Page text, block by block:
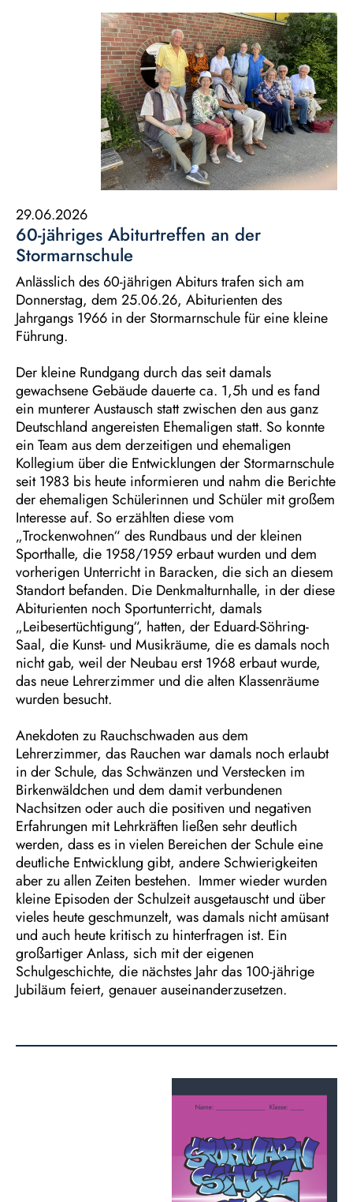
29.06.2026
60-jähriges Abiturtreffen an der
Stormarnschule
Anlässlich des 60-jährigen Abiturs trafen sich am
Donnerstag, dem 25.06.26, Abiturienten des
Jahrgangs 1966 in der Stormarnschule für eine kleine
Führung.
Der kleine Rundgang durch das seit damals
gewachsene Gebäude dauerte ca. 1,5h und es fand
ein munterer Austausch statt zwischen den aus ganz
Deutschland angereisten Ehemaligen statt. So konnte
ein Team aus dem derzeitigen und ehemaligen
Kollegium über die Entwicklungen der Stormarnschule
seit 1983 bis heute informieren und nahm die Berichte
der ehemaligen Schülerinnen und Schüler mit großem
Interesse auf. So erzählten diese vom
„Trockenwohnen“ des Rundbaus und der kleinen
Sporthalle, die 1958/1959 erbaut wurden und dem
vorherigen Unterricht in Baracken, die sich an diesem
Standort befanden. Die Denkmalturnhalle, in der diese
Abiturienten noch Sportunterricht, damals
„Leibesertüchtigung“, hatten, der Eduard-Söhring-
Saal, die Kunst- und Musikräume, die es damals noch
nicht gab, weil der Neubau erst 1968 erbaut wurde,
das neue Lehrerzimmer und die alten Klassenräume
wurden besucht.
Anekdoten zu Rauchschwaden aus dem
Lehrerzimmer, das Rauchen war damals noch erlaubt
in der Schule, das Schwänzen und Verstecken im
Birkenwäldchen und dem damit verbundenen
Nachsitzen oder auch die positiven und negativen
Erfahrungen mit Lehrkräften ließen sehr deutlich
werden, dass es in vielen Bereichen der Schule eine
deutliche Entwicklung gibt, andere Schwierigkeiten
aber zu allen Zeiten bestehen. Immer wieder wurden
kleine Episoden der Schulzeit ausgetauscht und über
vieles heute geschmunzelt, was damals nicht amüsant
und auch heute kritisch zu hinterfragen ist. Ein
großartiger Anlass, sich mit der eigenen
Schulgeschichte, die nächstes Jahr das 100-jährige
Jubiläum feiert, genauer auseinanderzusetzen.